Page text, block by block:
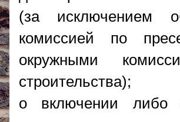
(за исключением
комиссией по
окружными
строительства);
о включении либо